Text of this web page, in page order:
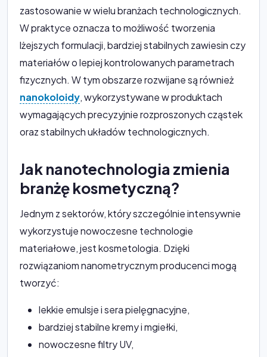
zastosowanie w wielu branżach technologicznych.
W praktyce oznacza to możliwość tworzenia
lżejszych formulacji, bardziej stabilnych zawiesin czy
materiałów o lepiej kontrolowanych parametrach
fizycznych. W tym obszarze rozwijane są również
nanokoloidy, wykorzystywane w produktach
wymagających precyzyjnie rozproszonych cząstek
oraz stabilnych układów technologicznych.
Jak nanotechnologia zmienia
branżę kosmetyczną?
Jednym z sektorów, który szczególnie intensywnie
wykorzystuje nowoczesne technologie
materiałowe, jest kosmetologia. Dzięki
rozwiązaniom nanometrycznym producenci mogą
tworzyć:
lekkie emulsje i sera pielęgnacyjne,
bardziej stabilne kremy i mgiełki,
nowoczesne filtry UV,